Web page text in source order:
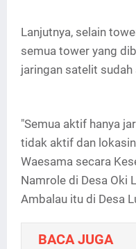
Lanjutnya, selain
semua tower yang
jaringan satelit sudah
"Semua aktif hanya
tidak aktif dan
Waesama secara
Namrole di Desa Oki
Ambalau itu di Desa
BACA JUGA